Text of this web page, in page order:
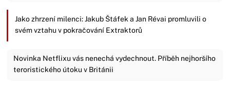
Jako zhrzení milenci: Jakub Štáfek a Jan Révai promluvili o
svém vztahu v pokračování Extraktorů
Novinka Netflixu vás nenechá vydechnout. Příběh nejhoršího
teroristického útoku v Británii